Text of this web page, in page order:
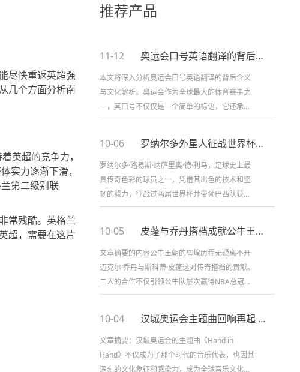
尽快重返英超强
几个方面分析南
英超的竞争力，
实力逐渐下滑，
第二级别联
常残酷。英格兰
超，需要在这片
推荐产品
11-12 奥运会口号英语翻译的背后含义与文化解析
本文将深入分析奥运会口号英语翻译的背后含义
与文化解析。奥运会作为全球最大的体育赛事之
一，其口号不仅仅是一个简单的标语，它还承载
了丰富的文化背景和深远的意义。从历史背景到
10-06 罗纳尔多外星人征战世界杯两冠传奇时刻回顾
罗纳尔多·路易斯·纳萨里奥·德·利马，足球史上最
具传奇色彩的球员之一，凭借其出色的技术和坚
韧的毅力，征战过两届世界杯并带领巴西队获得
了两次世界冠军。他的两次世界杯征战，不仅是
10-05 皮蓬与乔丹搭档成就公牛王朝的辉煌历程
文章摘要的内容公牛王朝的辉煌历程无疑离不开
迈克尔·乔丹与斯科蒂·皮蓬这对传奇搭档的贡献。
二人的合作不仅引领公牛队屡次赢得NBA总冠
军，也为篮球历史书写了灿烂的一页。本文将详
10-04 汉城奥运会主题曲回响再起 助力北京冬奥会音乐文化传承
文章摘要：汉城奥运会的主题曲《Hand in
Hand》不仅成为了那个时代的音乐代表，也因其
深刻的文化象征和感染力，成为全球音乐文化的